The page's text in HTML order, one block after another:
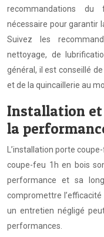
recommandations
nécessaire pour garantir
Suivez les
nettoyage, de
général, il est conseillé
et de la quincaillerie au
Installation
la
L’installation porte
coupe-feu 1h en bois
performance et sa
compromettre
un entretien négligé
performances.